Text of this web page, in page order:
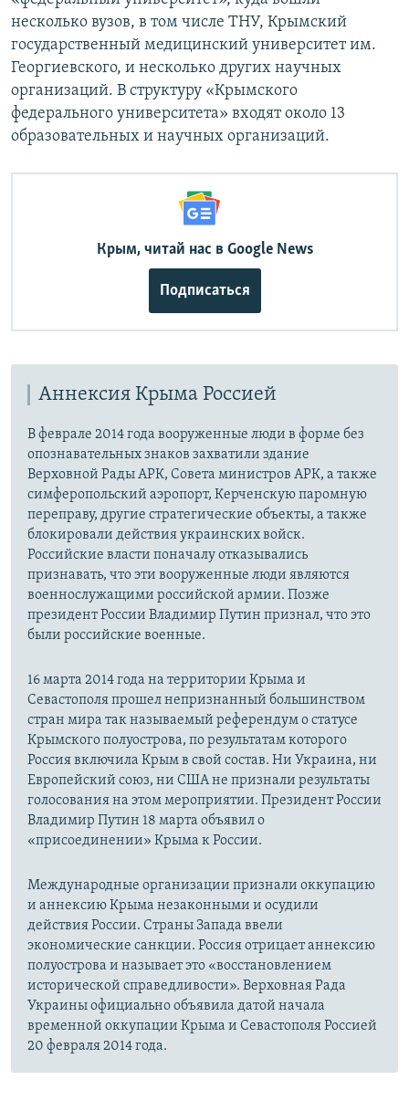
несколько вузов, в том числе ТНУ, Крымский
государственный медицинский университет им.
Георгиевского, и несколько других научных
организаций. В структуру «Крымского
федерального университета» входят около 13
образовательных и научных организаций.
Крым, читай нас в Google News
Подписаться
Аннексия Крыма Россией
В феврале 2014 года вооруженные люди в форме без
опознавательных знаков захватили здание
Верховной Рады АРК, Совета министров АРК, а также
симферопольский аэропорт, Керченскую паромную
переправу, другие стратегические объекты, а также
блокировали действия украинских войск.
Российские власти поначалу отказывались
признавать, что эти вооруженные люди являются
военнослужащими российской армии. Позже
президент России Владимир Путин признал, что это
были российские военные.
16 марта 2014 года на территории Крыма и
Севастополя прошел непризнанный большинством
стран мира так называемый референдум о статусе
Крымского полуострова, по результатам которого
Россия включила Крым в свой состав. Ни Украина, ни
Европейский союз, ни США не признали результаты
голосования на этом мероприятии. Президент России
Владимир Путин 18 марта объявил о
«присоединении» Крыма к России.
Международные организации признали оккупацию
и аннексию Крыма незаконными и осудили
действия России. Страны Запада ввели
экономические санкции. Россия отрицает аннексию
полуострова и называет это «восстановлением
исторической справедливости». Верховная Рада
Украины официально объявила датой начала
временной оккупации Крыма и Севастополя Россией
20 февраля 2014 года.